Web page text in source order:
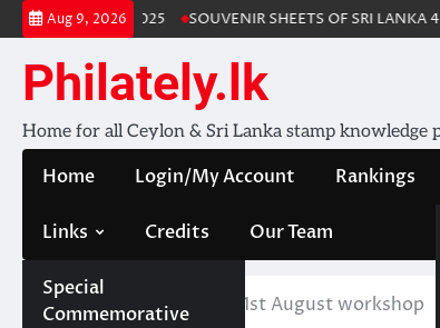
Skip
to
content
Aug 9, 2026
Album 2025 SOUVENIR SHEETS OF SRI LANKA 4.1
Philately.lk
Home for all Ceylon & Sri Lanka stamp knowledge
Home Login/My Account Rankings
Links
Special
Commemorative
Credits Our Team
Home News EPS – 1st August workshop